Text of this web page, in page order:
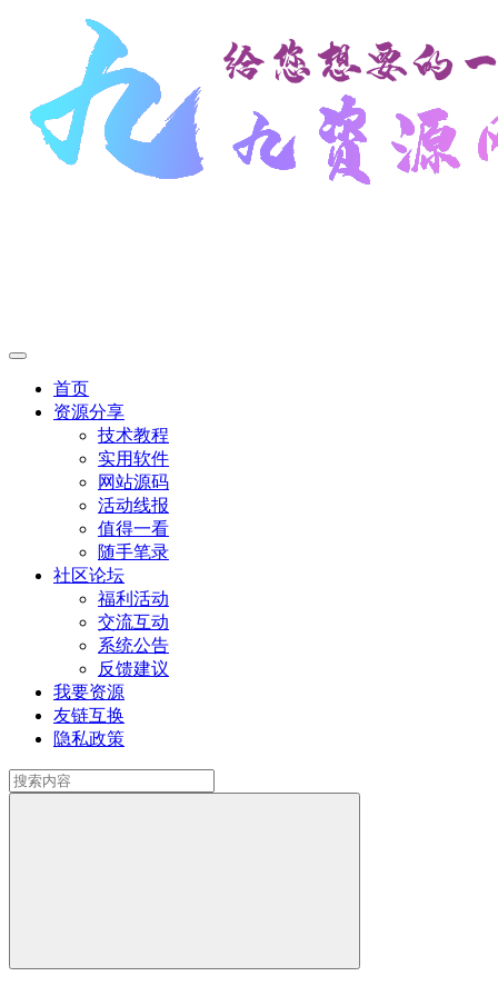
首页
资源分享
技术教程
实用软件
网站源码
活动线报
值得一看
随手笔录
社区论坛
福利活动
交流互动
系统公告
反馈建议
我要资源
友链互换
隐私政策